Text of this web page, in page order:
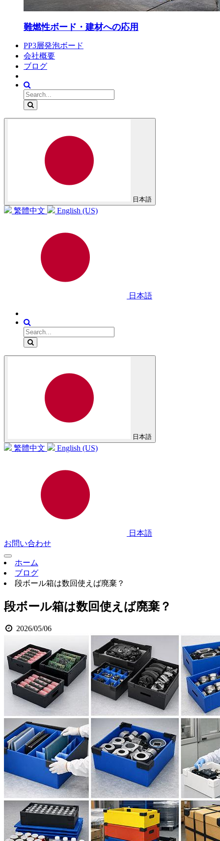
難燃性ボード・建材への応用
PP3層発泡ボード
会社概要
ブログ
日本語
繁體中文 English (US)
日本語
日本語
繁體中文 English (US)
日本語
お問い合わせ
ホーム
ブログ
段ボール箱は数回使えば廃棄？
段ボール箱は数回使えば廃棄？
2026/05/06